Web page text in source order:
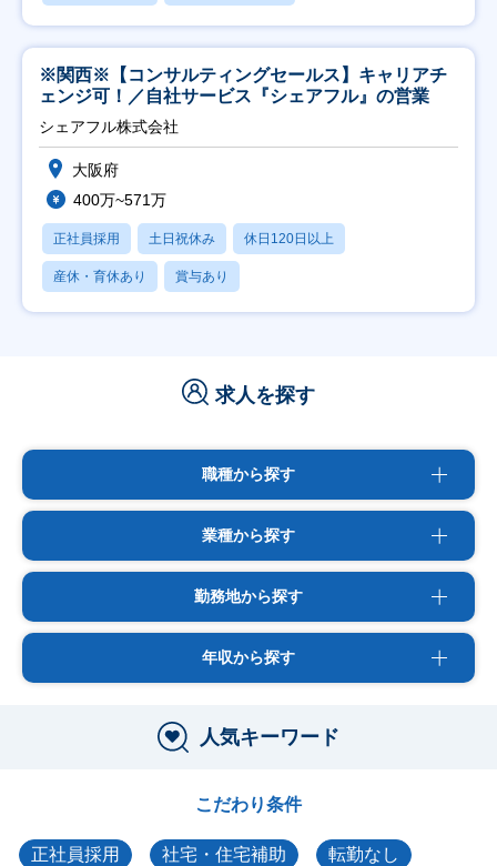
※関西※【コンサルティングセールス】キャリアチ
ェンジ可！／自社サービス『シェアフル』の営業
シェアフル株式会社
大阪府
400万~571万
正社員採用 土日祝休み 休日120日以上
産休・育休あり 賞与あり
求人を探す
職種から探す
業種から探す
勤務地から探す
年収から探す
人気キーワード
こだわり条件
正社員採用 社宅・住宅補助 転勤なし